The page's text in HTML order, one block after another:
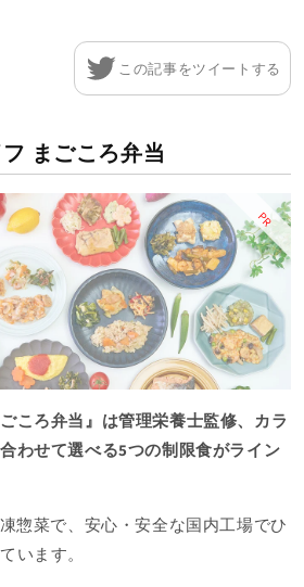
この記事をツイートする
まごころ弁当
PR
ころ弁当』は管理栄養士監修、カラ
わせて選べる5つの制限食がライン
惣菜で、安心・安全な国内工場でひ
います。